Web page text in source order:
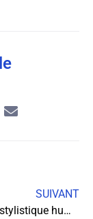
SUIVANT
L’empreinte stylistique humaine face aux détecteurs d’IA